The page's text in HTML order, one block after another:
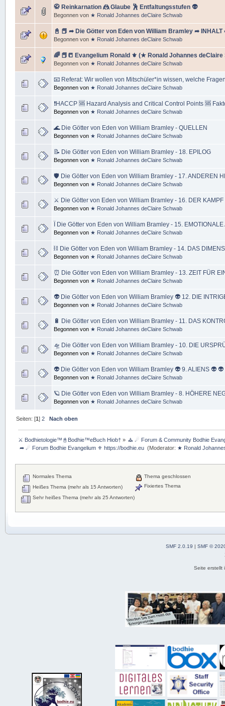
🥋 Reinkarnation 🤼 Glaube 🕺 Entfaltungsstufen 👽
Begonnen von ★ Ronald Johannes deClaire Schwab
📓 📕 ➦ Die Götter von Eden von William Bramley ➦ INHALT
Begonnen von ★ Ronald Johannes deClaire Schwab
🌈 📕📒 Evangelium Ronald ⚜ (★ Ronald Johannes deClaire
Begonnen von ★ Ronald Johannes deClaire Schwab
📧 Referat: Wir wollen von Mitschüler*in wissen, welche
Begonnen von ★ Ronald Johannes deClaire Schwab
❗HACCP 🆘 Hazard Analysis and Critical Control Points 🆘
Begonnen von ★ Ronald Johannes deClaire Schwab
🌊 Die Götter von Eden von William Bramley - QUELLEN
Begonnen von ★ Ronald Johannes deClaire Schwab
📝 Die Götter von Eden von William Bramley - 18. EPILOG
Begonnen von ★ Ronald Johannes deClaire Schwab
🛡 Die Götter von Eden von William Bramley - 17. ANDEREN
Begonnen von ★ Ronald Johannes deClaire Schwab
⚔ Die Götter von Eden von William Bramley - 16. DER KAMPF
Begonnen von ★ Ronald Johannes deClaire Schwab
Ï Die Götter von Eden von William Bramley - 15.
Begonnen von ★ Ronald Johannes deClaire Schwab
⛓ Die Götter von Eden von William Bramley - 14. DAS
Begonnen von ★ Ronald Johannes deClaire Schwab
⏰ Die Götter von Eden von William Bramley - 13. ZEIT FÜR
Begonnen von ★ Ronald Johannes deClaire Schwab
👽 Die Götter von Eden von William Bramley 👽 12. DIE
Begonnen von ★ Ronald Johannes deClaire Schwab
🔋 Die Götter von Eden von William Bramley - 11. DAS
Begonnen von ★ Ronald Johannes deClaire Schwab
🛸 Die Götter von Eden von William Bramley - 10. DIE
Begonnen von ★ Ronald Johannes deClaire Schwab
👽 Die Götter von Eden von William Bramley 👽 9. ALIENS 👽 👽
Begonnen von ★ Ronald Johannes deClaire Schwab
🪐 Die Götter von Eden von William Bramley - 8. HÖHERE
Begonnen von ★ Ronald Johannes deClaire Schwab
Seiten: [1]2 Nach oben
⚔ Bodhietologie™📓Bodhie™eBuch Hiob† » ⛪ ☄ Forum & Community Bodhie
➦ ☄ Forum Bodhie Evangelium ⚜ https://bodhie.eu (Moderator: ★ Ronald
Normales Thema
Heißes Thema (mehr als 15 Antworten)
Sehr heißes Thema (mehr als 25 Antworten)
Thema geschlossen
Fixiertes Thema
SMF 2.0.19 |SMF ©
Seite erstellt